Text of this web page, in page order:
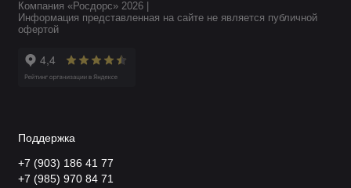
Компания «Росдорс» 2026 |
Информация представленная на сайте не является публичной
офертой
Поддержка
+7 (903) 186 41 77
+7 (985) 970 84 71